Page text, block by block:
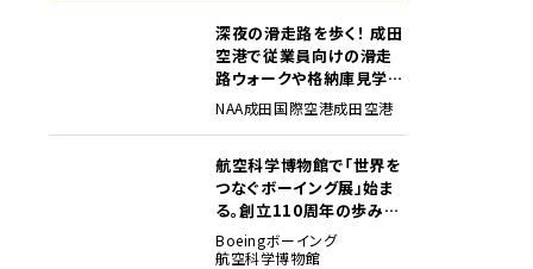
深夜の滑走路を歩く！ 成田
空港で従業員向けの滑走
路ウォークや格納庫見学イ
ベントを初開催
NAA成田国際空港成田空港
航空科学博物館で「世界を
つなぐボーイング展」始ま
る。創立110周年の歩みを
貴重な資料でたどる
Boeingボーイング
航空科学博物館